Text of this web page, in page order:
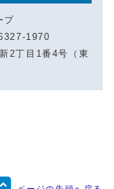
プ
1970
2丁目1番4号（東